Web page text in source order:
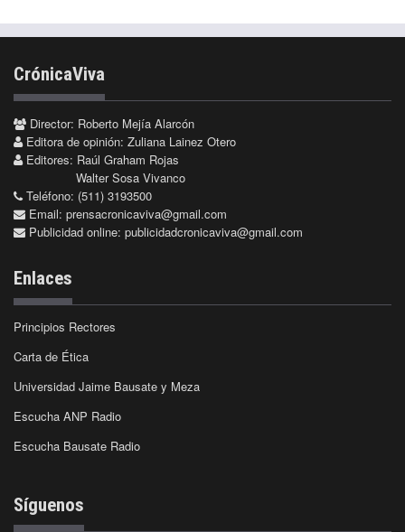
CrónicaViva
Director: Roberto Mejía Alarcón
Editora de opinión: Zuliana Lainez Otero
Editores: Raúl Graham Rojas
Walter Sosa Vivanco
Teléfono: (511) 3193500
Email: prensacronicaviva@gmail.com
Publicidad online: publicidadcronicaviva@gmail.com
Enlaces
Principios Rectores
Carta de Ética
Universidad Jaime Bausate y Meza
Escucha ANP Radio
Escucha Bausate Radio
Síguenos